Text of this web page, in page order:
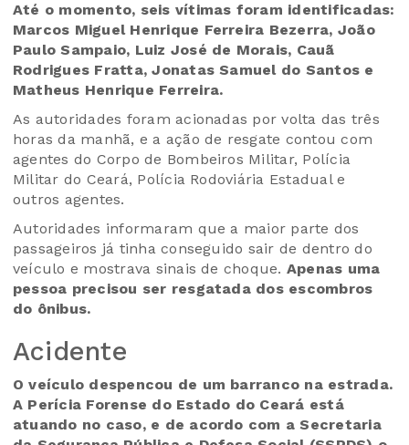
Até o momento, seis vítimas foram identificadas:
Marcos Miguel Henrique Ferreira Bezerra, João
Paulo Sampaio, Luiz José de Morais, Cauã
Rodrigues Fratta, Jonatas Samuel do Santos e
Matheus Henrique Ferreira.
As autoridades foram acionadas por volta das três
horas da manhã, e a ação de resgate contou com
agentes do Corpo de Bombeiros Militar, Polícia
Militar do Ceará, Polícia Rodoviária Estadual e
outros agentes.
Autoridades informaram que a maior parte dos
passageiros já tinha conseguido sair de dentro do
veículo e mostrava sinais de choque. Apenas uma
pessoa precisou ser resgatada dos escombros
do ônibus.
Acidente
O veículo despencou de um barranco na estrada.
A Perícia Forense do Estado do Ceará está
atuando no caso, e de acordo com a Secretaria